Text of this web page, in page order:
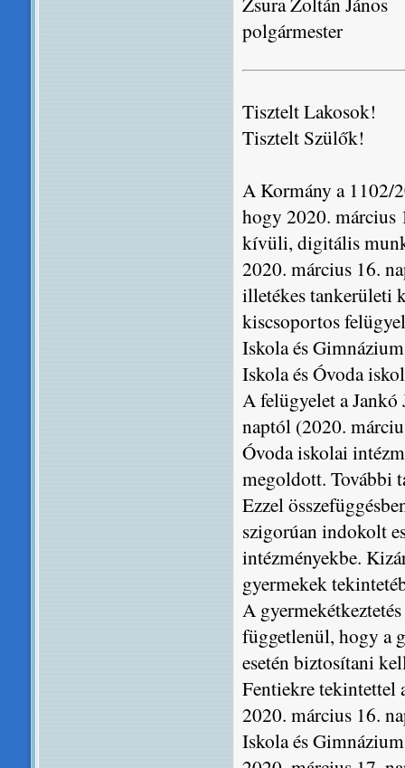
polgármester
Tisztelt Lakosok!
Tisztelt Szülők!
A Kormány a 1102/
hogy 2020. március
kívüli, digitális
2020. március 16.
illetékes tankerületi
kiscsoportos
Iskola és
Iskola és Óvoda
A felügyelet a
naptól (2020.
Óvoda iskolai
megoldott. További
Ezzel
szigorúan indokolt
intézményekbe.
gyermekek
A
függetlenül, hogy a
esetén biztosítani
Fentiekre tekintettel
2020. március 16.
Iskola és